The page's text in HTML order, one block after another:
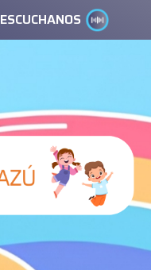
ESCUCHANOS